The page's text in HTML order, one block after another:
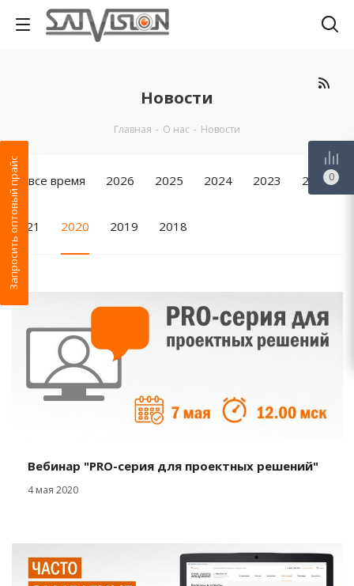
Новости
Главная - О нас - Новости
За все время 2026 2025 2024 2023 2022
2021 2020 2019 2018
Вебинар "PRO-серия для проектных решений"
4 мая 2020
Запросить оптовый прайс 0